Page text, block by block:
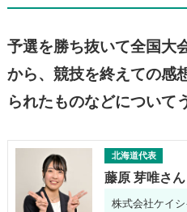
予選を勝ち抜いて全国大
から、競技を終えての感
られたものなどについて
北海道代表
藤原 芽唯さん
株式会社ケイシ